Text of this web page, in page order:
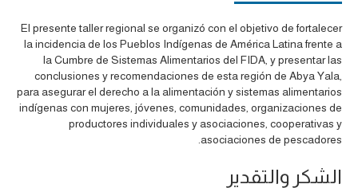
El presente taller regional se organizó con el objetivo de fortalecer
la incidencia de los Pueblos Indígenas de América Latina frente a
la Cumbre de Sistemas Alimentarios del FIDA, y presentar las
conclusiones y recomendaciones de esta región de Abya Yala,
para asegurar el derecho a la alimentación y sistemas alimentarios
indígenas con mujeres, jóvenes, comunidades, organizaciones de
productores individuales y asociaciones, cooperativas y
asociaciones de pescadores.
الشكر والتقدير